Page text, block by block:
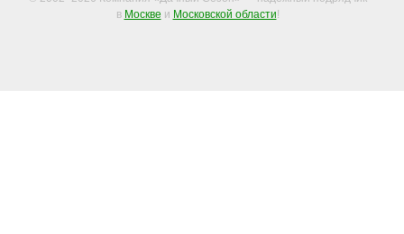
в Москве и Московской области!